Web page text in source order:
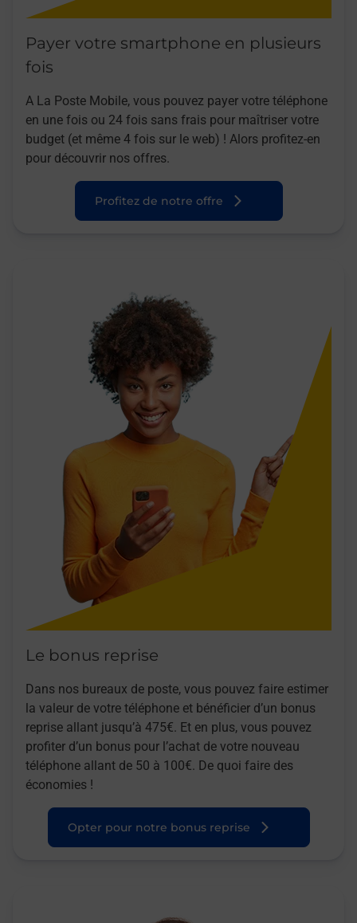
Payer votre smartphone en plusieurs
fois
A La Poste Mobile, vous pouvez payer votre téléphone
en une fois ou 24 fois sans frais pour maîtriser votre
budget (et même 4 fois sur le web) ! Alors profitez-en
pour découvrir nos offres.
Profitez de notre offre
Le bonus reprise
Dans nos bureaux de poste, vous pouvez faire estimer
la valeur de votre téléphone et bénéficier d’un bonus
reprise allant jusqu’à 475€. Et en plus, vous pouvez
profiter d’un bonus pour l’achat de votre nouveau
téléphone allant de 50 à 100€. De quoi faire des
économies !
Opter pour notre bonus reprise